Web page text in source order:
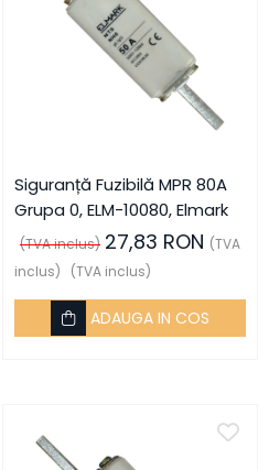
Siguranță Fuzibilă MPR 80A
Grupa 0, ELM-10080, Elmark
(TVA inclus) 27,83 RON (TVA
inclus)
(TVA inclus)
ADAUGA IN COS